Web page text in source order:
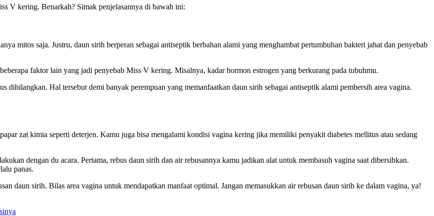
V kering. Benarkah? Simak penjelasannya di bawah ini:
mitos saja. Justru, daun sirih berperan sebagai antiseptik berbahan alami yang menghambat pertumbuhan bakteri jahat dan penyebab
faktor lain yang jadi penyebab Miss V kering. Misalnya, kadar hormon estrogen yang berkurang pada tubuhmu.
dihilangkan. Hal tersebut demi banyak perempuan yang memanfaatkan daun sirih sebagai antiseptik alami pembersih area vagina.
zat kimia seperti deterjen. Kamu juga bisa mengalami kondisi vagina kering jika memiliki penyakit diabetes mellitus atau sedang
dengan du acara. Pertama, rebus daun sirih dan air rebusannya kamu jadikan alat untuk membasuh vagina saat dibersihkan.
panas.
daun sirih. Bilas area vagina untuk mendapatkan manfaat optimal. Jangan memasukkan air rebusan daun sirih ke dalam vagina, ya!